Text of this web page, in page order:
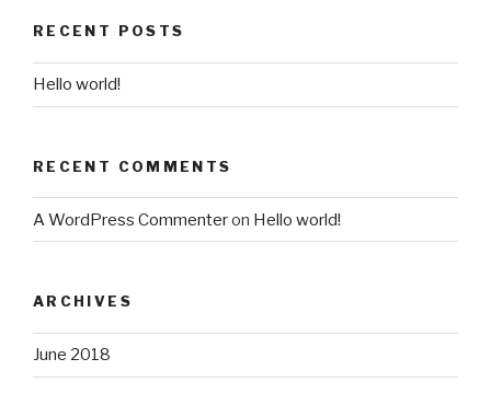
RECENT POSTS
Hello world!
RECENT COMMENTS
A WordPress Commenteron Hello world!
ARCHIVES
June 2018